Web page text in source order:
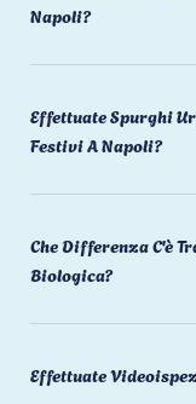
Napoli?
Effettuate Spurghi
Festivi A Napoli?
Che Differenza C'è
Biologica?
Effettuate